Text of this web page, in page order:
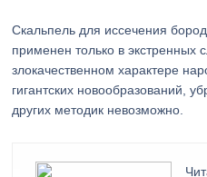
Скальпель для иссечения
применен только в экстренных
злокачественном характере
гигантских новообразований,
других методик невозможно.